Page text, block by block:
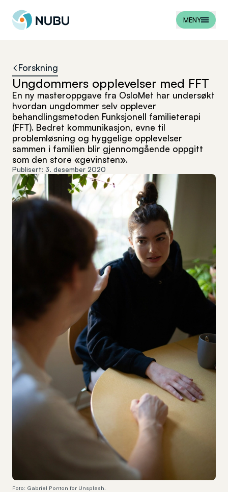
Til forsiden
MENY
Forskning
Ungdommers opplevelser med FFT
En ny masteroppgave fra OsloMet har undersøkt
hvordan ungdommer selv opplever
behandlingsmetoden Funksjonell familieterapi
(FFT). Bedret kommunikasjon, evne til
problemløsning og hyggelige opplevelser
sammen i familien blir gjennomgående oppgitt
som den store «gevinsten».
Publisert: 3. desember 2020
Foto: Gabriel Ponton for Unsplash.